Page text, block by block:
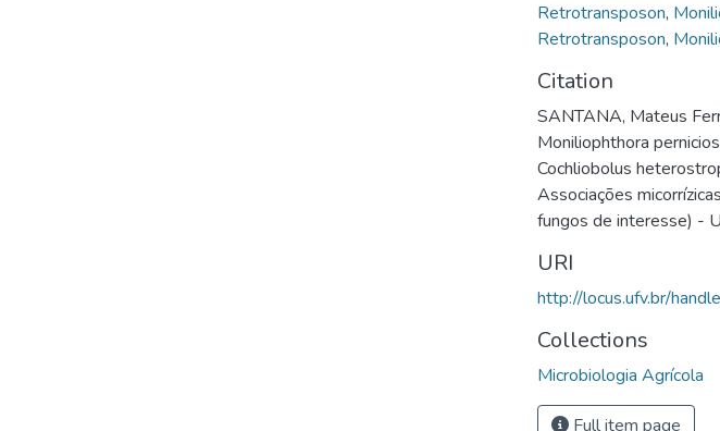
Retrotransposon,
Retrotransposon,
Citation
SANTANA, Mateus
Moniliophthora
Cochliobolus
Associações
fungos de interesse) -
URI
http://locus.ufv.br/
Collections
Microbiologia Agrícola
Full item page